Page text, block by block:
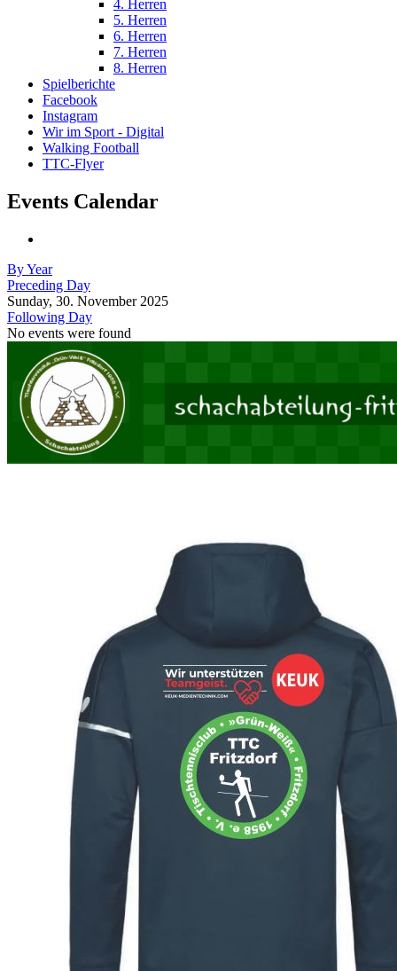
4. Herren
5. Herren
6. Herren
7. Herren
8. Herren
Spielberichte
Facebook
Instagram
Wir im Sport - Digital
Walking Football
TTC-Flyer
Events Calendar
By Year
Preceding Day
Sunday, 30. November 2025
Following Day
No events were found